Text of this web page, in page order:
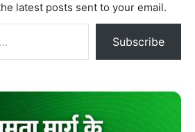
latest posts sent to your email.
Subscribe